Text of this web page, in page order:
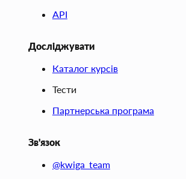
API
Досліджувати
Каталог курсів
Тести
Партнерська програма
Зв'язок
@kwiga_team